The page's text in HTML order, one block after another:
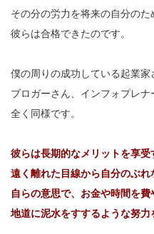
その分の労力を将来の自分のた
彼らは合格できたのです。
僕の周りの成功している起業家
ブロガーさん、インフォプレナ
全く同様です。
彼らは長期的なメリットを享受
遠く離れた目線から自分のぶれ
自らの意思で、お金や時間を費
地道に泥水をすするような努力